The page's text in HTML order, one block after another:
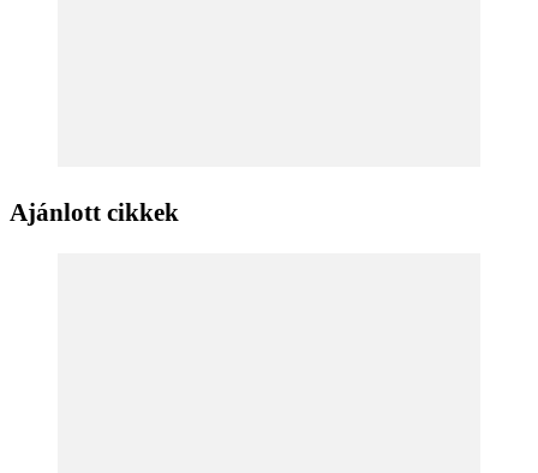
Ajánlott cikkek